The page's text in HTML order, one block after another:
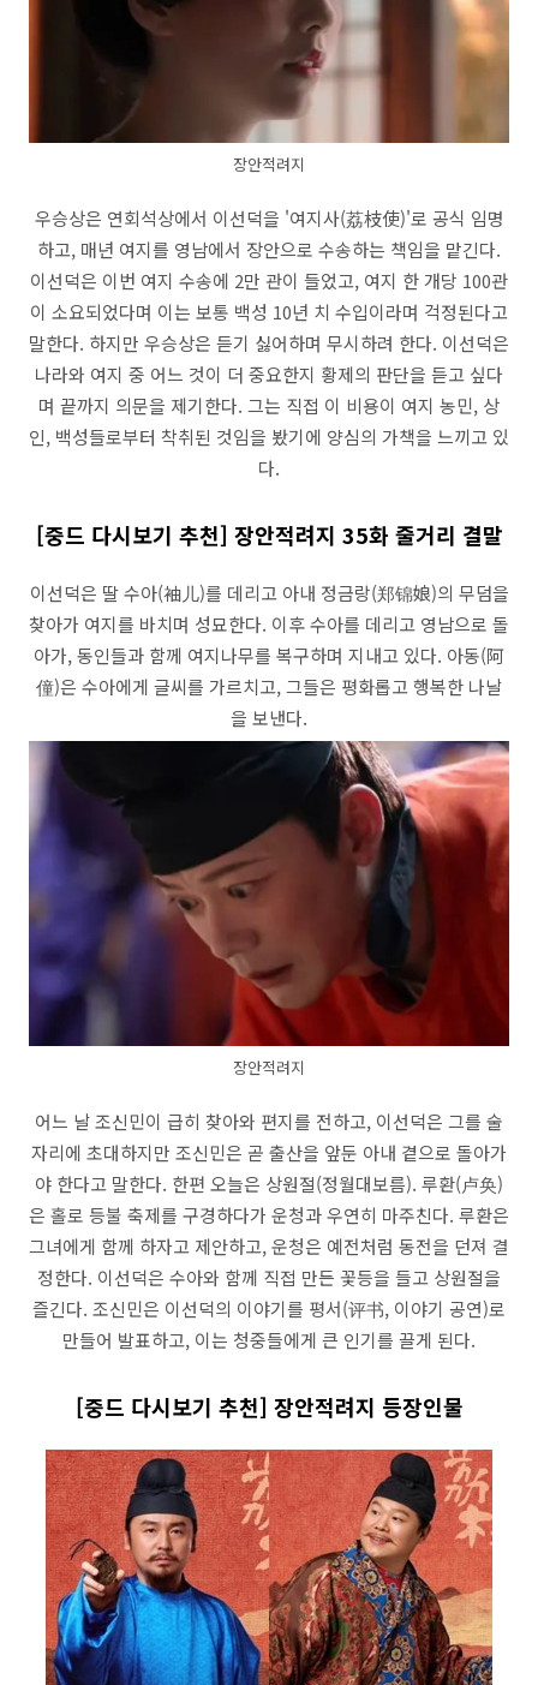
장안적려지
우승상은 연회석상에서 이선덕을 '여지사(荔枝使)'로 공식 임명
하고, 매년 여지를 영남에서 장안으로 수송하는 책임을 맡긴다.
이선덕은 이번 여지 수송에 2만 관이 들었고, 여지 한 개당 100관
이 소요되었다며 이는 보통 백성 10년 치 수입이라며 걱정된다고
말한다. 하지만 우승상은 듣기 싫어하며 무시하려 한다. 이선덕은
나라와 여지 중 어느 것이 더 중요한지 황제의 판단을 듣고 싶다
며 끝까지 의문을 제기한다. 그는 직접 이 비용이 여지 농민, 상
인, 백성들로부터 착취된 것임을 봤기에 양심의 가책을 느끼고 있
다.
[중드 다시보기 추천] 장안적려지 35화 줄거리 결말
이선덕은 딸 수아(袖儿)를 데리고 아내 정금랑(郑锦娘)의 무덤을
찾아가 여지를 바치며 성묘한다. 이후 수아를 데리고 영남으로 돌
아가, 동인들과 함께 여지나무를 복구하며 지내고 있다. 아동(阿
僮)은 수아에게 글씨를 가르치고, 그들은 평화롭고 행복한 나날
을 보낸다.
장안적려지
어느 날 조신민이 급히 찾아와 편지를 전하고, 이선덕은 그를 술
자리에 초대하지만 조신민은 곧 출산을 앞둔 아내 곁으로 돌아가
야 한다고 말한다. 한편 오늘은 상원절(정월대보름). 루환(卢奂)
은 홀로 등불 축제를 구경하다가 운청과 우연히 마주친다. 루환은
그녀에게 함께 하자고 제안하고, 운청은 예전처럼 동전을 던져 결
정한다. 이선덕은 수아와 함께 직접 만든 꽃등을 들고 상원절을
즐긴다. 조신민은 이선덕의 이야기를 평서(评书, 이야기 공연)로
만들어 발표하고, 이는 청중들에게 큰 인기를 끌게 된다.
[중드 다시보기 추천] 장안적려지 등장인물